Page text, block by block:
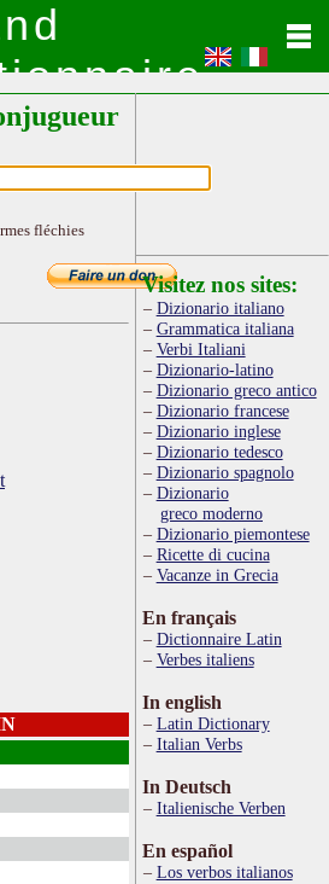
fléchies
Visitez nos sites:
Dizionario italiano
Grammatica italiana
Verbi Italiani
Dizionario-latino
Dizionario greco antico
Dizionario francese
Dizionario inglese
Dizionario tedesco
Dizionario spagnolo
Dizionario
greco moderno
Dizionario piemontese
Ricette di cucina
Vacanze in Grecia
En français
Dictionnaire Latin
Verbes italiens
In english
Latin Dictionary
Italian Verbs
In Deutsch
Italienische Verben
En español
Los verbos italianos